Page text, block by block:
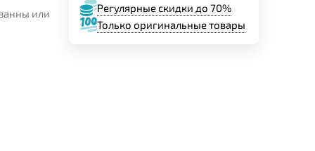
или
Регулярные скидки до 70%
Только оригинальные товары